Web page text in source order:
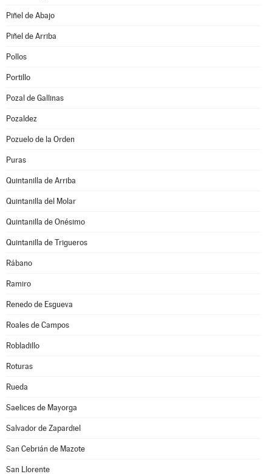
Piñel de Abajo
Piñel de Arriba
Pollos
Portillo
Pozal de Gallinas
Pozaldez
Pozuelo de la Orden
Puras
Quintanilla de Arriba
Quintanilla del Molar
Quintanilla de Onésimo
Quintanilla de Trigueros
Rábano
Ramiro
Renedo de Esgueva
Roales de Campos
Robladillo
Roturas
Rueda
Saelices de Mayorga
Salvador de Zapardiel
San Cebrián de Mazote
San Llorente